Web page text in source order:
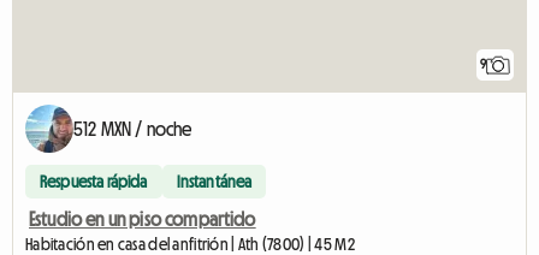
9
512 MXN / noche
Respuesta rápida Instantánea
Estudio en un piso compartido
Habitación en casa del anfitrión | Ath (7800) | 45 M2